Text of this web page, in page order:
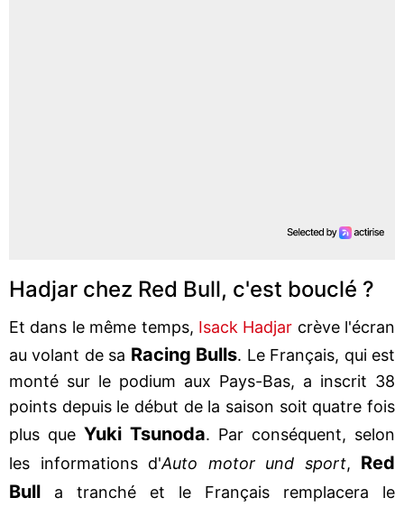
Hadjar chez Red Bull, c'est bouclé ?
Et dans le même temps, Isack Hadjar crève l'écran
au volant de sa Racing Bulls. Le Français, qui est
monté sur le podium aux Pays-Bas, a inscrit 38
points depuis le début de la saison soit quatre fois
plus que Yuki Tsunoda. Par conséquent, selon
les informations d'Auto motor und sport, Red
Bull a tranché et le Français remplacera le